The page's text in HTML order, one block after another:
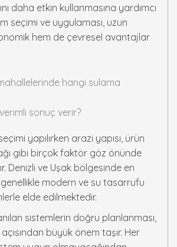
daha etkin kullanmasına yardımcı
seçimi ve uygulaması, uzun
hem de çevresel avantajlar
hangi sulama
sonuç verir?
yapılırken arazi yapısı, ürün
gibi birçok faktör göz önünde
Denizli ve Uşak bölgesinde en
modern ve su tasarrufu
elde edilmektedir.
sistemlerin doğru planlanması,
büyük önem taşır. Her